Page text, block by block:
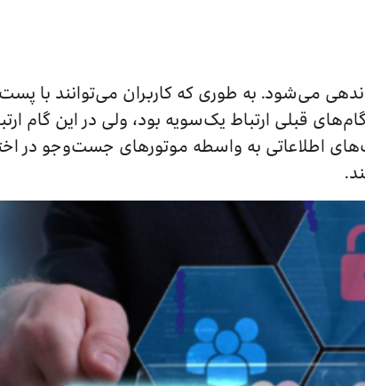
می‌شود. به طوری که کاربران می‌توانند با پست
قبلی ارتباط یک‌سویه بود، ولی در این گام
اطلاعاتی به واسطه موتورهای جست‌وجو در